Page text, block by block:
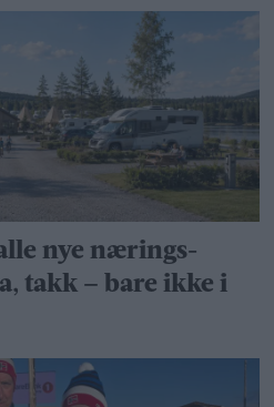
nye nærings­
takk – bare ikke i